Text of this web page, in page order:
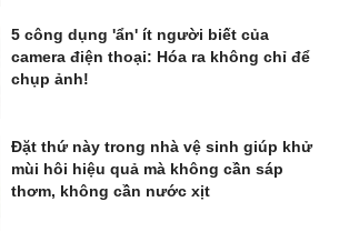
5 công dụng 'ẩn' ít người biết của
camera điện thoại: Hóa ra không chỉ để
chụp ảnh!
Đặt thứ này trong nhà vệ sinh giúp khử
mùi hôi hiệu quả mà không cần sáp
thơm, không cần nước xịt